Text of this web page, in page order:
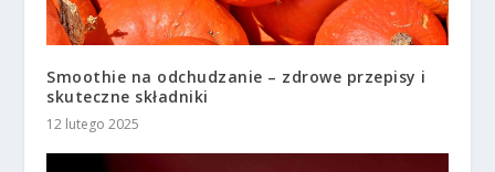
Smoothie na odchudzanie – zdrowe przepisy i
skuteczne składniki
12 lutego 2025